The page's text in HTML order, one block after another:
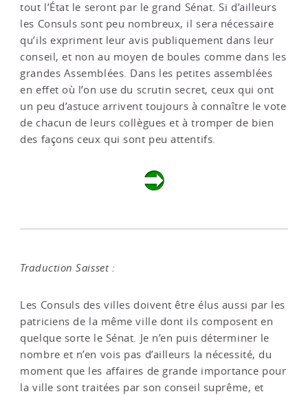
tout l’État le seront par le grand Sénat. Si d’ailleurs
les Consuls sont peu nombreux, il sera nécessaire
qu’ils expriment leur avis publiquement dans leur
conseil, et non au moyen de boules comme dans les
grandes Assemblées. Dans les petites assemblées
en effet où l’on use du scrutin secret, ceux qui ont
un peu d’astuce arrivent toujours à connaître le vote
de chacun de leurs collègues et à tromper de bien
des façons ceux qui sont peu attentifs.
Traduction Saisset :
Les Consuls des villes doivent être élus aussi par les
patriciens de la même ville dont ils composent en
quelque sorte le Sénat. Je n’en puis déterminer le
nombre et n’en vois pas d’ailleurs la nécessité, du
moment que les affaires de grande importance pour
la ville sont traitées par son conseil suprême, et